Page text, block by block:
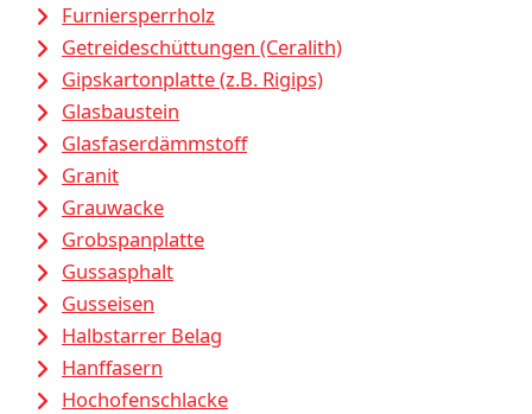
Furniersperrholz
Getreideschüttungen (Ceralith)
Gipskartonplatte (z.B. Rigips)
Glasbaustein
Glasfaserdämmstoff
Granit
Grauwacke
Grobspanplatte
Gussasphalt
Gusseisen
Halbstarrer Belag
Hanffasern
Hochofenschlacke